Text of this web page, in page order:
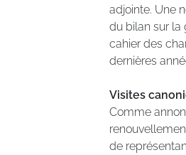
adjointe. Une
du bilan sur la
cahier des
dernières
Visites
Comme
de